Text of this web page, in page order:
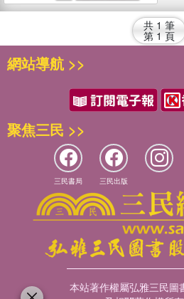
共 1 筆
第 1 頁
網站導航 >>
聚焦三民 >>
三民書局 三民出版
本站著作權屬弘雅三民圖